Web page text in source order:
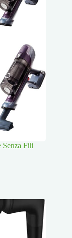
Senza Fili